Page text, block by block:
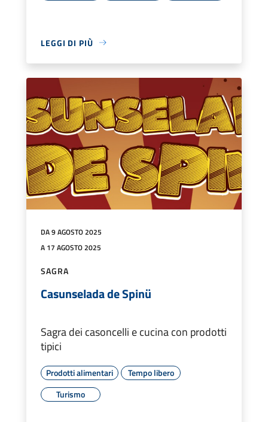
LEGGI DI PIÙ
DA 9 AGOSTO 2025
A 17 AGOSTO 2025
SAGRA
Casunselada de Spinü
Sagra dei casoncelli e cucina con prodotti
tipici
Prodotti alimentari
Tempo libero
Turismo